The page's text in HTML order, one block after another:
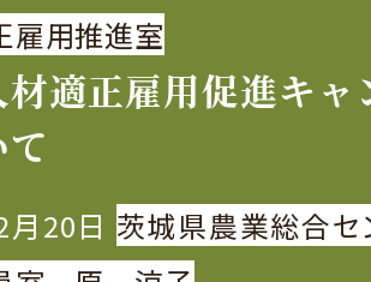
雇用推進室
適正雇用促進キャ
20日 茨城県農業総合セ